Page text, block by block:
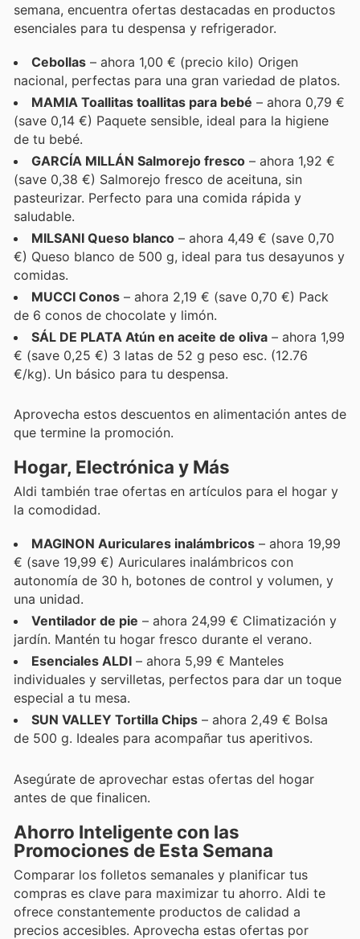
semana, encuentra ofertas destacadas en productos
esenciales para tu despensa y refrigerador.
Cebollas – ahora 1,00 € (precio kilo) Origen
nacional, perfectas para una gran variedad de platos.
MAMIA Toallitas toallitas para bebé – ahora 0,79 €
(save 0,14 €) Paquete sensible, ideal para la higiene
de tu bebé.
GARCÍA MILLÁN Salmorejo fresco – ahora 1,92 €
(save 0,38 €) Salmorejo fresco de aceituna, sin
pasteurizar. Perfecto para una comida rápida y
saludable.
MILSANI Queso blanco – ahora 4,49 € (save 0,70
€) Queso blanco de 500 g, ideal para tus desayunos y
comidas.
MUCCI Conos – ahora 2,19 € (save 0,70 €) Pack
de 6 conos de chocolate y limón.
SÁL DE PLATA Atún en aceite de oliva – ahora 1,99
€ (save 0,25 €) 3 latas de 52 g peso esc. (12.76
€/kg). Un básico para tu despensa.
Aprovecha estos descuentos en alimentación antes de
que termine la promoción.
Hogar, Electrónica y Más
Aldi también trae ofertas en artículos para el hogar y
la comodidad.
MAGINON Auriculares inalámbricos – ahora 19,99
€ (save 19,99 €) Auriculares inalámbricos con
autonomía de 30 h, botones de control y volumen, y
una unidad.
Ventilador de pie – ahora 24,99 € Climatización y
jardín. Mantén tu hogar fresco durante el verano.
Esenciales ALDI – ahora 5,99 € Manteles
individuales y servilletas, perfectos para dar un toque
especial a tu mesa.
SUN VALLEY Tortilla Chips – ahora 2,49 € Bolsa
de 500 g. Ideales para acompañar tus aperitivos.
Asegúrate de aprovechar estas ofertas del hogar
antes de que finalicen.
Ahorro Inteligente con las
Promociones de Esta Semana
Comparar los folletos semanales y planificar tus
compras es clave para maximizar tu ahorro. Aldi te
ofrece constantemente productos de calidad a
precios accesibles. Aprovecha estas ofertas por